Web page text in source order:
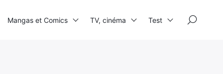
Mangas et Comics TV, cinéma Test